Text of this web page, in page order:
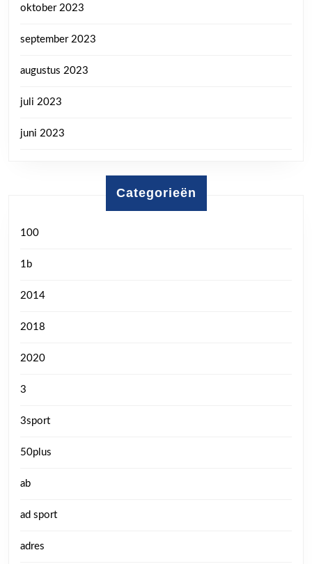
oktober 2023
september 2023
augustus 2023
juli 2023
juni 2023
Categorieën
100
1b
2014
2018
2020
3
3sport
50plus
ab
ad sport
adres